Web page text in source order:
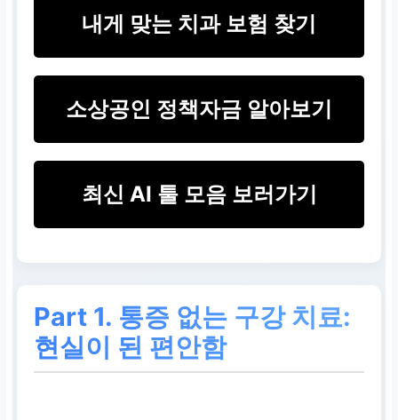
내게 맞는 치과 보험 찾기
소상공인 정책자금 알아보기
최신 AI 툴 모음 보러가기
Part 1. 통증 없는 구강 치료:
현실이 된 편안함